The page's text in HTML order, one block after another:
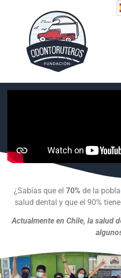
¿Sabías que el 70% de la
salud dental y que el 90%
Actualmente en Chile, la salud